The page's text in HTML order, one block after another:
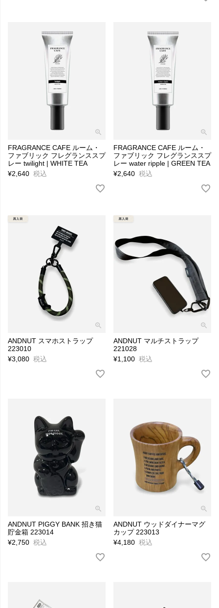
FRAGRANCE CAFE ルーム・
ファブリック フレグランススプ
レー twilight | WHITE TEA
¥2,640 税込
FRAGRANCE CAFE ルーム・
ファブリック フレグランススプ
レー water ripple | GREEN TEA
¥2,640 税込
ANDNUT スマホストラップ
223010
¥3,080 税込
ANDNUT マルチストラップ
221028
¥1,100 税込
ANDNUT PIGGY BANK 招き猫
貯金箱 223014
¥2,750 税込
ANDNUT ウッドダイナーマグ
カップ 223013
¥4,180 税込